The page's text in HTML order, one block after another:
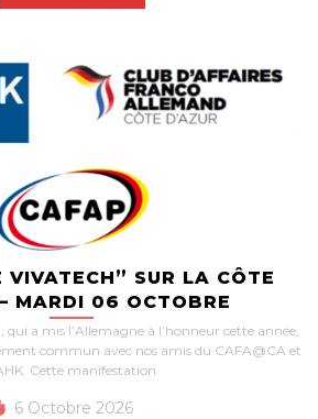
VIVATECH” SUR LA CÔTE
MARDI 06 OCTOBRE
qui a mis l’Allemagne à l’honneur cette année,
commun avec nos amis du CAFA@CA et
Cette manifestation
6 Octobre 2026